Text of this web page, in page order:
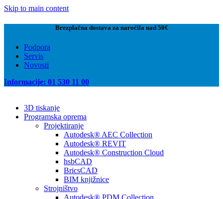
Skip to main content
Brezplačna dostava za naročila nad 50€
Podpora
Servis
Novosti
Informacije: 01 530 11 00
3D tiskanje
Programska oprema
Projektiranje
Autodesk® AEC Collection
Autodesk® REVIT
Autodesk® Construction Cloud
hsbCAD
BricsCAD
BIM knjižnice
Strojništvo